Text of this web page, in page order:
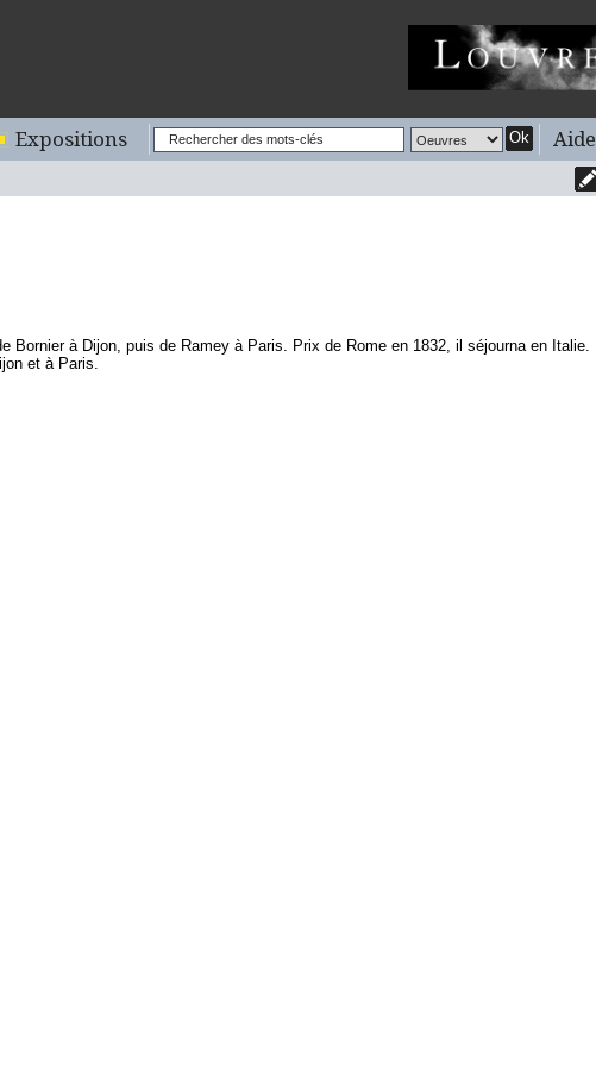
Expositions Ok Aide
Bornier à Dijon, puis de Ramey à Paris. Prix de Rome en 1832, il séjourna en Italie.
et à Paris.